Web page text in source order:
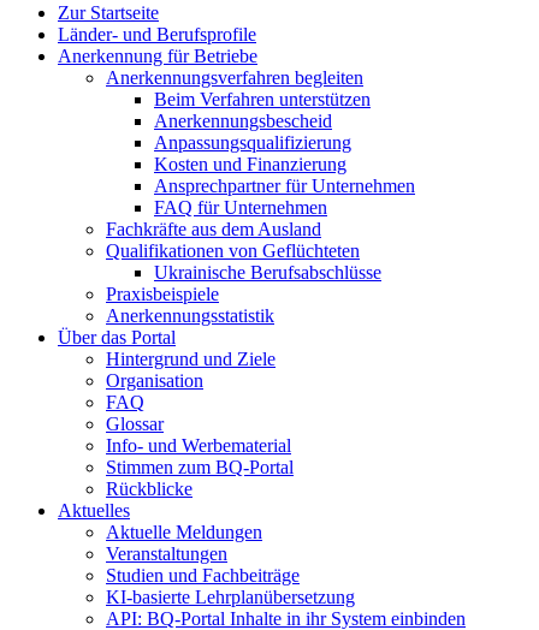
Zur Startseite
Länder- und Berufsprofile
Anerkennung für Betriebe
Anerkennungsverfahren begleiten
Beim Verfahren unterstützen
Anerkennungsbescheid
Anpassungsqualifizierung
Kosten und Finanzierung
Ansprechpartner für Unternehmen
FAQ für Unternehmen
Fachkräfte aus dem Ausland
Qualifikationen von Geflüchteten
Ukrainische Berufsabschlüsse
Praxisbeispiele
Anerkennungsstatistik
Über das Portal
Hintergrund und Ziele
Organisation
FAQ
Glossar
Info- und Werbematerial
Stimmen zum BQ-Portal
Rückblicke
Aktuelles
Aktuelle Meldungen
Veranstaltungen
Studien und Fachbeiträge
KI-basierte Lehrplanübersetzung
API: BQ-Portal Inhalte in ihr System einbinden